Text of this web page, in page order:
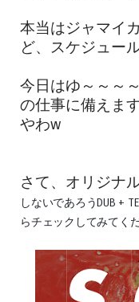
本当はジャマイ
ど、スケジュー
今日はゆ～～～
の仕事に備えま
やわw
さて、オリジナ
しないであろうDUB +
らチェックしてみてく